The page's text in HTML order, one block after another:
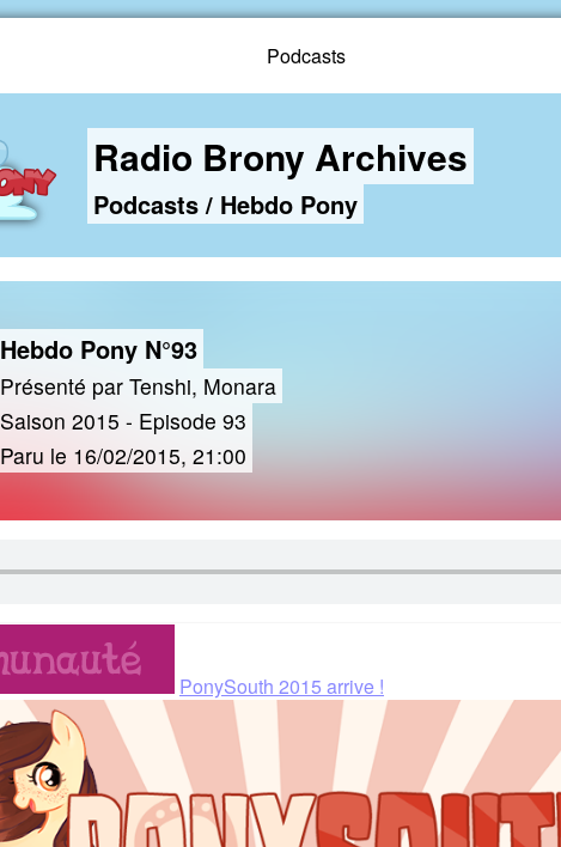
Podcasts
Radio Brony Archives
Podcasts / Hebdo Pony
Hebdo Pony N°93
Présenté par Tenshi, Monara
Saison 2015 - Episode 93
Paru le 16/02/2015, 21:00
PonySouth 2015 arrive !